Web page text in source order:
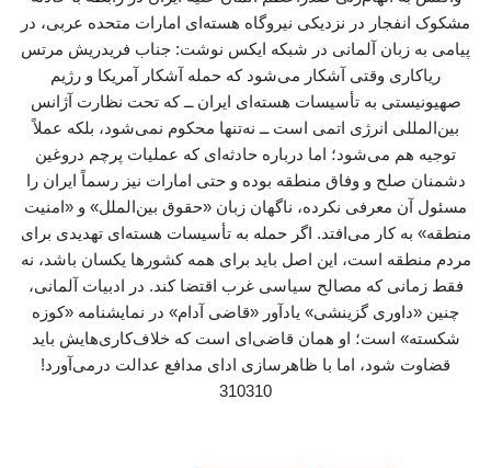
مشکوک انفجار در نزدیکی نیروگاه‌ هسته‌ای امارات متحده عربی، در
پیامی به زبان آلمانی در شبکه ایکس نوشت: جناب فریدریش مرتس
ریاکاری وقتی آشکار می‌شود که حمله آشکار آمریکا و رژیم
صهیونیستی به تأسیسات هسته‌ای ایران ــ که تحت نظارت آژانس
بین‌المللی انرژی اتمی است ــ نه‌تنها محکوم نمی‌شود، بلکه عملاً
توجیه هم می‌شود؛ اما درباره حادثه‌ای که عملیات پرچم دروغین
دشمنان صلح و وفاق منطقه بوده و حتی امارات نیز رسماً ایران را
مسئول آن معرفی نکرده، ناگهان زبان «حقوق بین‌الملل» و «امنیت
منطقه» به کار می‌افتد. اگر حمله به تأسیسات هسته‌ای تهدیدی برای
مردم منطقه است، این اصل باید برای همه کشورها یکسان باشد، نه
فقط زمانی که مصالح سیاسی غرب اقتضا کند. در ادبیات آلمانی،
چنین «داوری گزینشی» یادآور «قاضی آدام» در نمایشنامه «کوزه
شکسته» است؛ او همان قاضی‌ای است که خلاف‌کاری‌هایش باید
قضاوت شود، اما با ظاهرسازی ادای مدافع عدالت درمی‌آورد!
310310